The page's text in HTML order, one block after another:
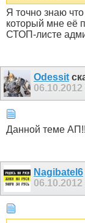
Я точно знаю
который мне её
СТОП-листе
Odessit
06.10.2012
Данной теме АП!!
Nagibatel6
06.10.2012